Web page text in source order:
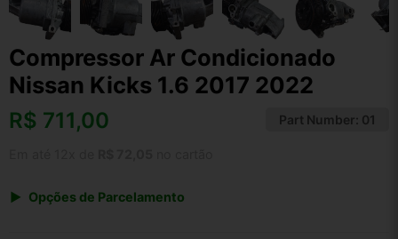
Compressor Ar Condicionado
Nissan Kicks 1.6 2017 2022
R$ 711,00 Part Number: 01
Opções de Parcelamento